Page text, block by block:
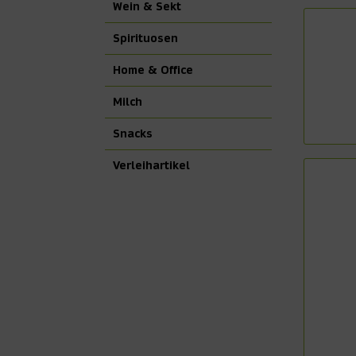
Wein & Sekt
Spirituosen
Home & Office
Milch
Snacks
Verleihartikel